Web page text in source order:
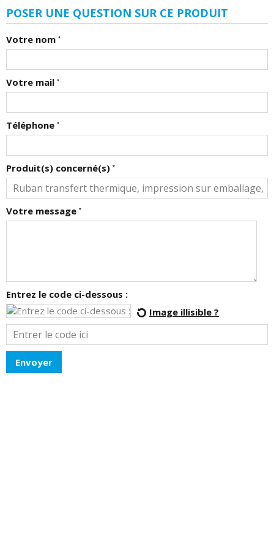
POSER UNE QUESTION SUR CE PRODUIT
Votre nom *
Votre mail *
Téléphone *
Produit(s) concerné(s) *
Votre message *
Entrez le code ci-dessous :
Image illisible ?
Envoyer